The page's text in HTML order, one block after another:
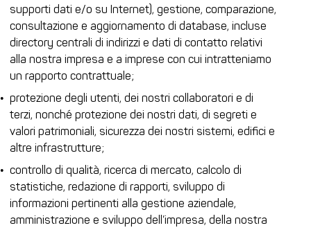
supporti dati e/o su Internet), gestione, comparazione,
consultazione e aggiornamento di database, incluse
directory centrali di indirizzi e dati di contatto relativi
alla nostra impresa e a imprese con cui intratteniamo
un rapporto contrattuale;
protezione degli utenti, dei nostri collaboratori e di
terzi, nonché protezione dei nostri dati, di segreti e
valori patrimoniali, sicurezza dei nostri sistemi, edifici e
altre infrastrutture;
controllo di qualità, ricerca di mercato, calcolo di
statistiche, redazione di rapporti, sviluppo di
informazioni pertinenti alla gestione aziendale,
amministrazione e sviluppo dell’impresa, della nostra